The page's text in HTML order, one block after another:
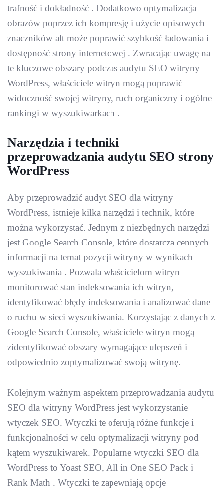
trafność i dokładność . Dodatkowo optymalizacja
obrazów poprzez ich kompresję i użycie opisowych
znaczników alt może poprawić szybkość ładowania i
dostępność strony internetowej . Zwracając uwagę na
te kluczowe obszary podczas audytu SEO witryny
WordPress, właściciele witryn mogą poprawić
widoczność swojej witryny, ruch organiczny i ogólne
rankingi w wyszukiwarkach .
Narzędzia i techniki
przeprowadzania audytu SEO strony
WordPress
Aby przeprowadzić audyt SEO dla witryny
WordPress, istnieje kilka narzędzi i technik, które
można wykorzystać. Jednym z niezbędnych narzędzi
jest Google Search Console, które dostarcza cennych
informacji na temat pozycji witryny w wynikach
wyszukiwania . Pozwala właścicielom witryn
monitorować stan indeksowania ich witryn,
identyfikować błędy indeksowania i analizować dane
o ruchu w sieci wyszukiwania. Korzystając z danych z
Google Search Console, właściciele witryn mogą
zidentyfikować obszary wymagające ulepszeń i
odpowiednio zoptymalizować swoją witrynę.
Kolejnym ważnym aspektem przeprowadzania audytu
SEO dla witryny WordPress jest wykorzystanie
wtyczek SEO. Wtyczki te oferują różne funkcje i
funkcjonalności w celu optymalizacji witryny pod
kątem wyszukiwarek. Popularne wtyczki SEO dla
WordPress to Yoast SEO, All in One SEO Pack i
Rank Math . Wtyczki te zapewniają opcje